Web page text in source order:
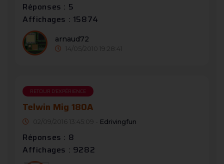
Réponses : 5
Affichages : 15874
arnaud72
14/05/2010 19:28:41
RETOUR D'EXPÉRIENCE
Telwin Mig 180A
02/09/2016 13:45:09 - Edrivingfun
Réponses : 8
Affichages : 9282